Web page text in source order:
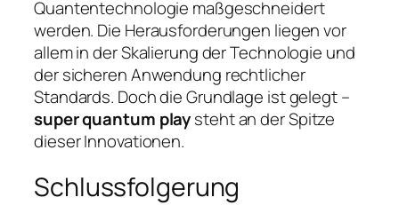
Quantentechnologie maßgeschneidert
werden. Die Herausforderungen liegen vor
allem in der Skalierung der Technologie und
der sicheren Anwendung rechtlicher
Standards. Doch die Grundlage ist gelegt –
super quantum playsteht an der Spitze
dieser Innovationen.
Schlussfolgerung